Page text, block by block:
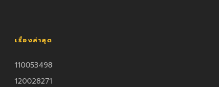
เรื่องล่าสุด
110053498
120028271